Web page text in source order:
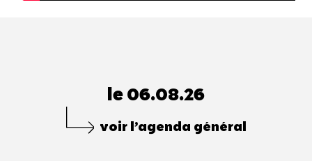
le 06.08.26
voir l’agenda général